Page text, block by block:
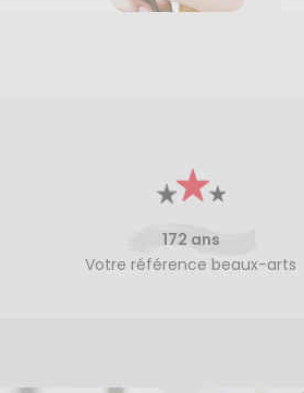
172 ans
Votre référence beaux-arts